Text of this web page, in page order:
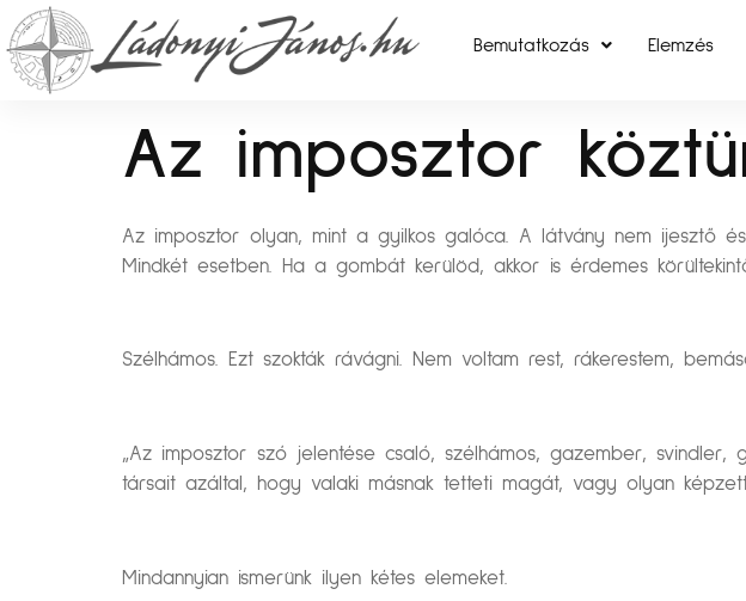
Bemutatkozás Elemzés
Az imposztor
Az imposztor olyan, mint a gyilkos galóca. A látvány nem ijesztő
Mindkét esetben. Ha a gombát kerülöd, akkor is érdemes
Szélhámos. Ezt szokták rávágni. Nem voltam rest, rákerestem,
„Az imposztor szó jelentése csaló, szélhámos, gazember,
társait azáltal, hogy valaki másnak tetteti magát, vagy olyan
Mindannyian ismerünk ilyen kétes elemeket.